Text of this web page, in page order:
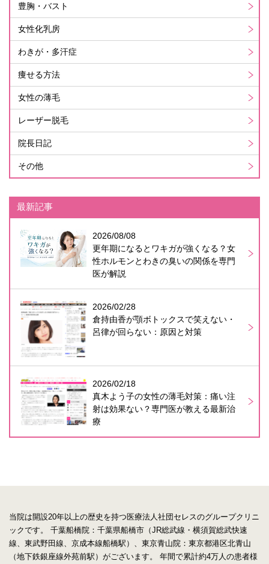
豊胸・バスト
女性化乳房
わきが・多汗症
痩せる方法
女性の薄毛
レーザー脱毛
院長日記
その他
最新記事
2026/08/08
更年期になるとワキガが強くなる？女
性ホルモンとわきの臭いの関係を専門
医が解説
2026/02/28
倉持由香が顎ボトックスで笑えない・
呂律が回らない：原因と対策
2026/02/18
真木よう子の女性の薄毛対策：痛い注
射は効果ない？専門医が教える最新治
療
当院は開設20年以上の歴史を持つ医療法人社団セレスのグループクリニ
ックです。
千葉船橋院：千葉県船橋市（JR総武線・横須賀総武快速
線、東武野田線、京成本線船橋駅）、東京青山院：東京都港区北青山
（地下鉄銀座線外苑前駅）がございます。
年間で累計約4万人の患者様